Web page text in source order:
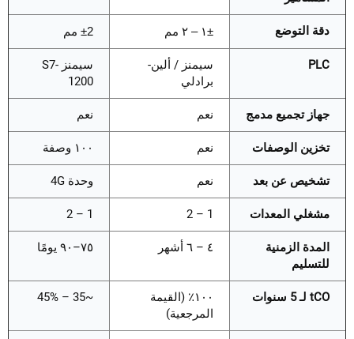
دقة التوضع
سيمنز / ألين-
برادلي
سيمنز S7-
1200
جهاز تجميع مدمج
تخزين الوصفات
تشخيص عن بعد وحدة 4G
مشغلي المعدات
المدة الزمنية
للتسليم
١٠٠٪ (القيمة
المرجعية)